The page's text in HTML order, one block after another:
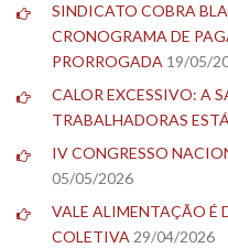
SINDICATO COBRA
CRONOGRAMA DE
PRORROGADA 19/05/
CALOR EXCESSIVO: A
TRABALHADORAS
IV CONGRESSO
05/05/2026
VALE ALIMENTAÇÃO É
COLETIVA 29/04/2026